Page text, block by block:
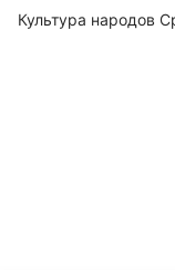
Культура народов